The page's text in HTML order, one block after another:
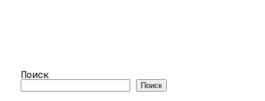
Поиск
Поиск